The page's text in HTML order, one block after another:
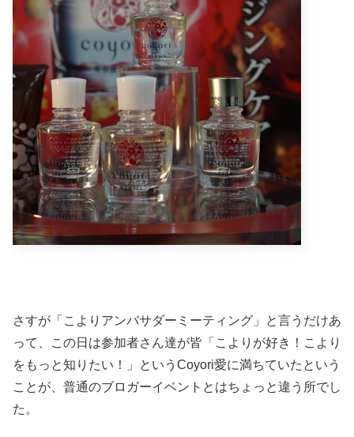
さすが「こよりアンバサダーミーティング」と言うだけあ
って、この日は参加者さん達が皆「こよりが好き！こより
をもっと知りたい！」というCoyori愛に満ちていたという
ことが、普通のブロガーイベントとはちょっと違う所でし
た。